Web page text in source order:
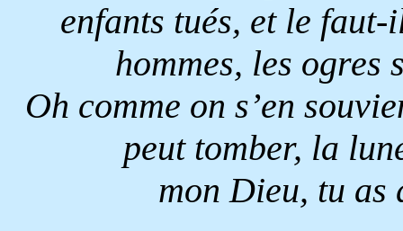
enfants tués, et le
hommes, les ogres
Oh comme on s’en
peut tomber, la
mon Dieu, tu as